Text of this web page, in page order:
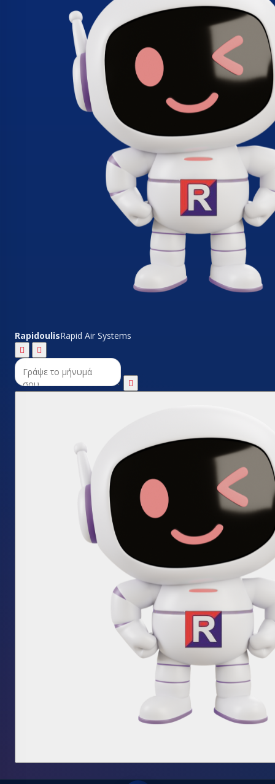
RapidoulisRapid Air Systems